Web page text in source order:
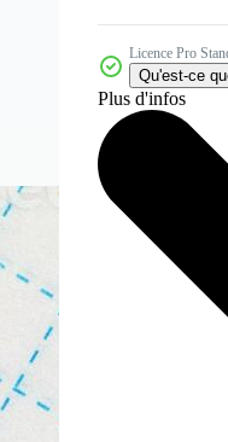
Licence Pro
Qu'est-ce
Plus d'infos